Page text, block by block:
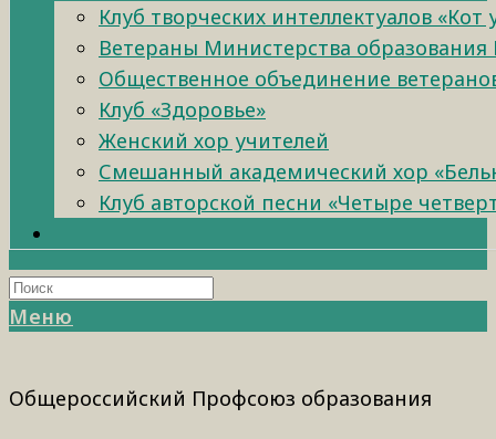
Клуб творческих интеллектуалов «Кот
Ветераны Министерства образования
Общественное объединение
Клуб «Здоровье»
Женский хор учителей
Смешанный академический хор
Клуб авторской песни «Четыре
Меню
Общероссийский Профсоюз образования